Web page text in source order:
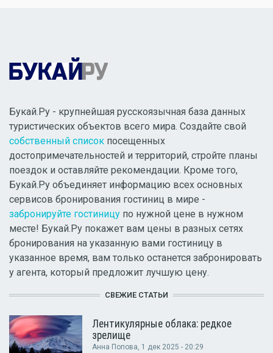
Букай.Ру - крупнейшая русскоязычная база данных
туристических объектов всего мира. Создайте свой
собственный список посещенных
достопримечательностей и территорий, стройте планы
поездок и оставляйте рекомендации. Кроме того,
Букай.Ру объединяет информацию всех основных
сервисов бронирования гостиниц в мире -
забронируйте гостиницу по нужной цене в нужном
месте! Букай.Ру покажет вам цены в разных сетях
бронирования на указанную вами гостиницу в
указанное время, вам только останется забронировать
у агента, который предложит лучшую цену.
СВЕЖИЕ СТАТЬИ
Лентикулярные облака: редкое
зрелище
Анна Попова, 1 дек 2025 - 20:29